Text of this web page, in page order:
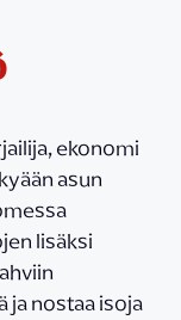
ekonomi
asun
lisäksi
ja nostaa isoja